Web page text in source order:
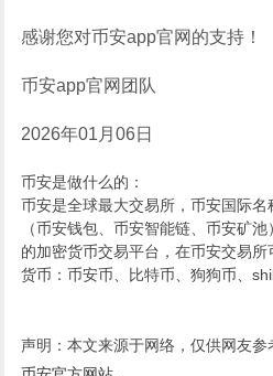
感谢您对币安app官网的支持！
币安app官网团队
2026年01月06日
币安是做什么的：
币安是全球最大交易所，币安国际
（币安钱包、币安智能链、币安矿
的加密货币交易平台，在币安交易
货币：币安币、比特币、狗狗币、
声明：本文来源于网络，仅供网友参